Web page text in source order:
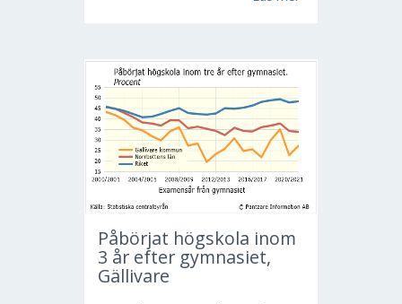
Påbörjat högskola inom
3 år efter gymnasiet,
Gällivare